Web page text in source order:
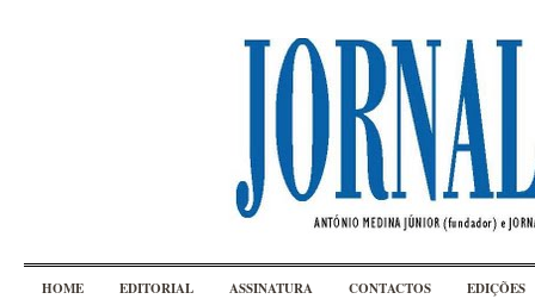
HOME EDITORIAL ASSINATURA CONTACTOS EDIÇÕES